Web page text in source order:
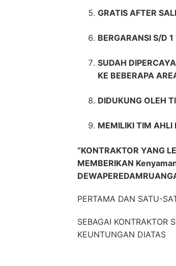
GRATIS AFTER
BERGARANSI S/D
SUDAH
KE BEBERAPA
DIDUKUNG OLEH
MEMILIKI TIM AHLI
“KONTRAKTOR YANG
MEMBERIKAN
PERTAMA DAN SATU-
SEBAGAI KONTRAKTOR
KEUNTUNGAN DIATAS